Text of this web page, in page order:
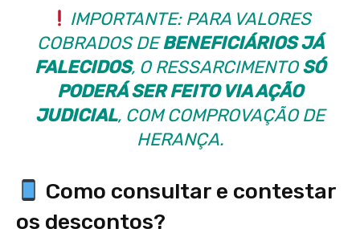
IMPORTANTE: PARA VALORES
COBRADOS DEBENEFICIÁRIOS JÁ
FALECIDOS, O RESSARCIMENTOSÓ
PODERÁ SER FEITO VIA AÇÃO
JUDICIAL, COM COMPROVAÇÃO DE
HERANÇA.
Como consultar e contestar
os descontos?